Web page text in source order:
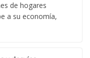
de hogares
a su economía,